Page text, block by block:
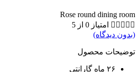
Rose round dining room
    
امتیاز 0 از 5
(بدون دیدگاه)
توضیحات محصول
۲۶ ماه گارانتی